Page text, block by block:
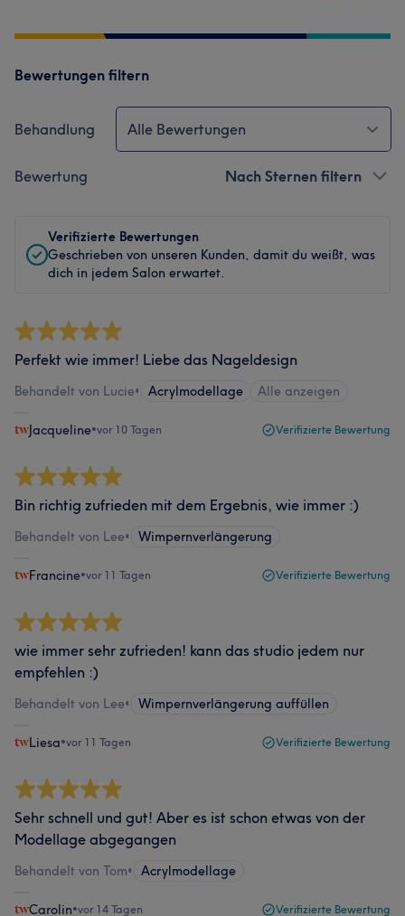
Bewertungen filtern
Behandlung Alle Bewertungen
Bewertung Nach Sternen filtern
Verifizierte Bewertungen
Geschrieben von unseren Kunden, damit du weißt, was
dich in jedem Salon erwartet.
Perfekt wie immer! Liebe das Nageldesign
Behandelt von Lucie• Acrylmodellage Alle anzeigen
Jacqueline•vor 10 Tagen Verifizierte Bewertung
Bin richtig zufrieden mit dem Ergebnis, wie immer :)
Behandelt von Lee• Wimpernverlängerung
Francine•vor 11 Tagen Verifizierte Bewertung
wie immer sehr zufrieden! kann das studio jedem nur
empfehlen :)
Behandelt von Lee• Wimpernverlängerung auffüllen
Liesa•vor 11 Tagen Verifizierte Bewertung
Sehr schnell und gut! Aber es ist schon etwas von der
Modellage abgegangen
Behandelt von Tom• Acrylmodellage
Carolin•vor 14 Tagen Verifizierte Bewertung